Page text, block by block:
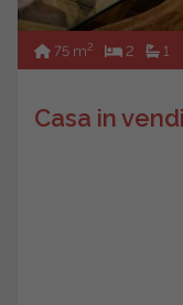
75 m2 2 1
Casa in